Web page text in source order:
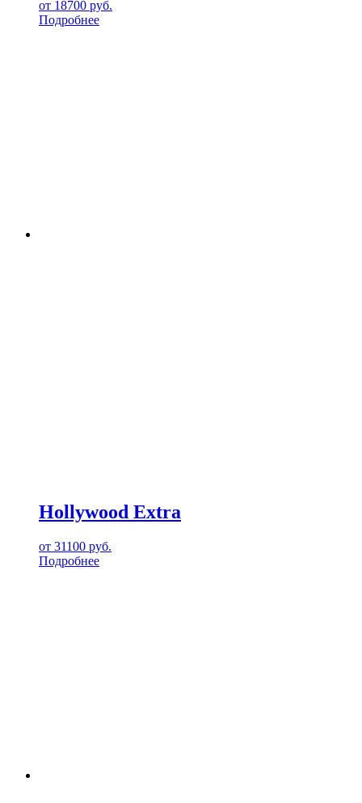
от 18700 руб.
Подробнее
Hollywood Extra
от 31100 руб.
Подробнее